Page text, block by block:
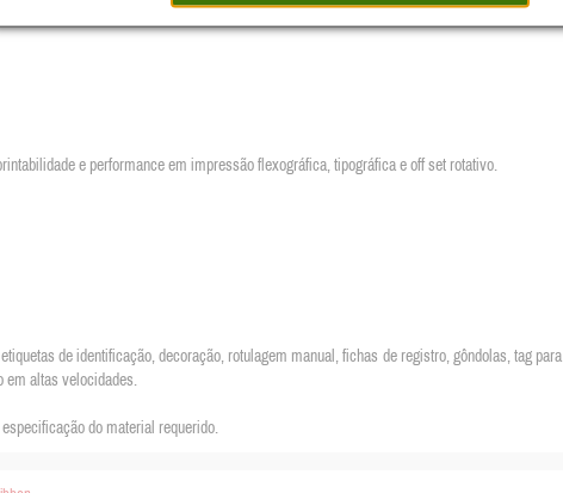
e performance em impressão flexográfica, tipográfica e off set rotativo.
de identificação, decoração, rotulagem manual, fichas de registro, gôndolas, tag para
em altas velocidades.
do material requerido.